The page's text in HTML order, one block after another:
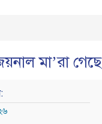
মা’রা গেছে